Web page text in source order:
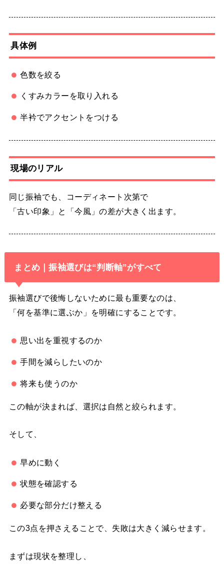
具体例
色数を絞る
くすみカラーを取り入れる
半衿でアクセントをつける
現場のリアル
同じ振袖でも、コーディネート次第で
「古い印象」と「今風」の差が大きく出ます。
まとめ｜振袖選びは“判断軸”がすべて
振袖選びで後悔しないために最も重要なのは、
「何を基準に選ぶか」を明確にすることです。
思い出を重視するのか
手間を減らしたいのか
将来も使うのか
この軸が決まれば、選択は自然と絞られます。
そして、
早めに動く
状態を確認する
必要な部分だけ整える
この3点を押さえることで、失敗は大きく減らせます。
まずは現状を整理し、